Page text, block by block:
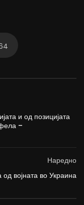
и од позицијата
–
Наредно
војната во Украина